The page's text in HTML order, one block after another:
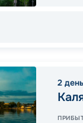
2 день